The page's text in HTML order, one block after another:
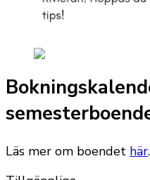
Läs mer om boendet här.